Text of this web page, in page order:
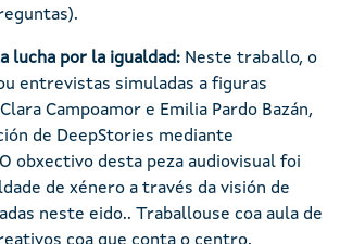
lucha por la igualdad: Neste traballo, o
entrevistas simuladas a figuras
Campoamor e Emilia Pardo Bazán,
de DeepStories mediante
obxectivo desta peza audiovisual foi
de xénero a través da visión de
neste eido.. Traballouse coa aula de